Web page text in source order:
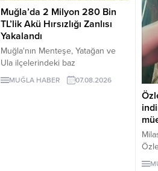
Muğla’da 2 Milyon 280 Bin
TL’lik Akü Hırsızlığı Zanlısı
Yakalandı
Muğla'nın Menteşe, Yatağan ve
Ula ilçelerindeki baz
istasyonlarından değişik tarihlerde
toplam 76 adet akü çalan şüpheli
MUĞLA HABER 07.08.2026